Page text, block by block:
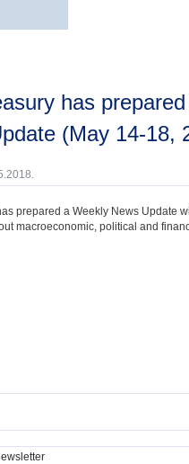
(May 14-18,
prepared a Weekly News Update
macroeconomic, political and